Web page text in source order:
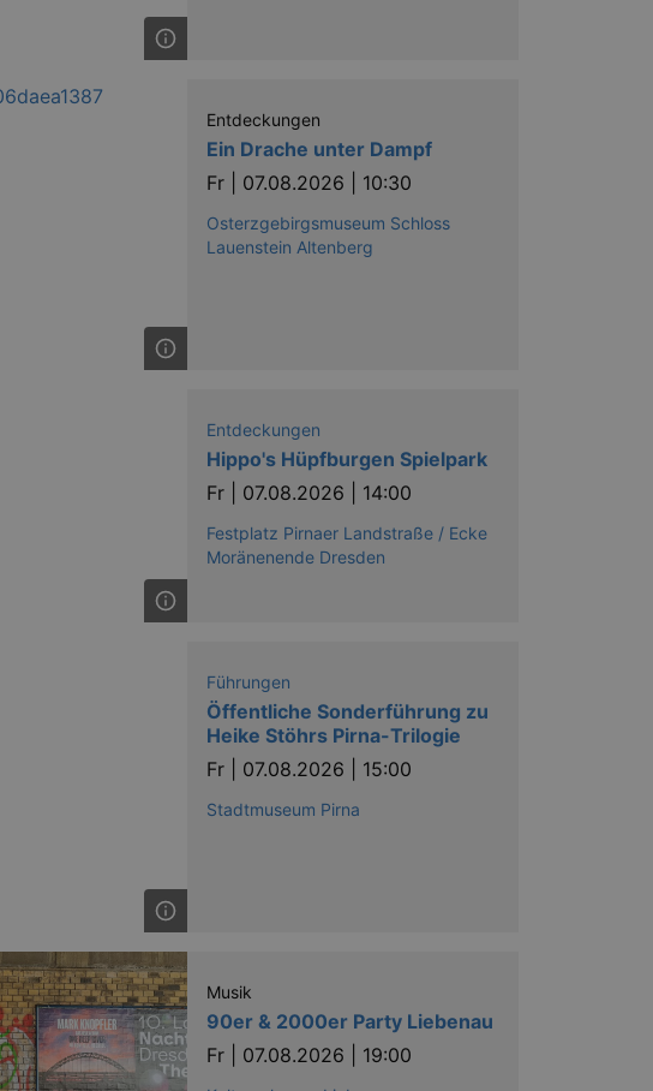
Entdeckungen
Ein Drache unter Dampf
Fr | 07.08.2026 | 10:30
Osterzgebirgsmuseum Schloss
Lauenstein Altenberg
Entdeckungen
Hippo's Hüpfburgen Spielpark
Fr | 07.08.2026 | 14:00
Festplatz Pirnaer Landstraße / Ecke
Moränenende Dresden
Führungen
Öffentliche Sonderführung zu
Heike Stöhrs Pirna-Trilogie
Fr | 07.08.2026 | 15:00
Stadtmuseum Pirna
Musik
90er & 2000er Party Liebenau
Fr | 07.08.2026 | 19:00